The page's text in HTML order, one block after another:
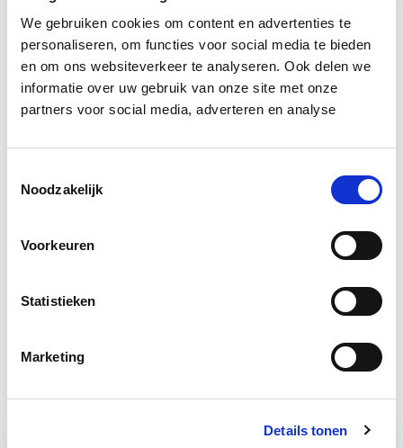
We gebruiken cookies om content en advertenties te
personaliseren, om functies voor social media te bieden
en om ons websiteverkeer te analyseren. Ook delen we
informatie over uw gebruik van onze site met onze
partners voor social media, adverteren en analyse
Noodzakelijk
Voorkeuren
Statistieken
Marketing
Details tonen
2030.
Bron: Het Financieele Dagblad
Vastgoedmarkt & Trends Start wo 30 sep
Vastgoedbeheer Start wo 9 sep